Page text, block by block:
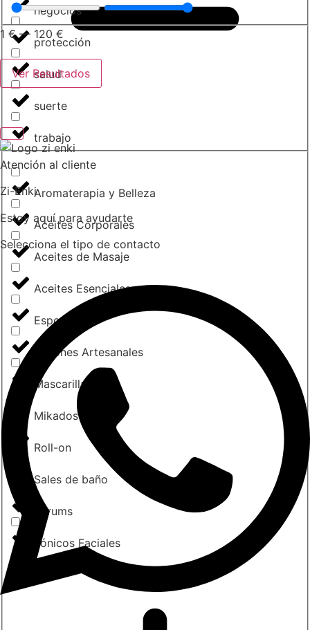
Aromaterapia y Belleza
Aceites Corporales
Aceites de Masaje
Aceites Esenciales
Esponjas
Jabones Artesanales
Mascarillas
Mikados
Roll-on
Sales de baño
Sérums
Tónicos Faciales
negocios
protección
salud
suerte
trabajo
1 €— 120 €
Ver Resultados
Atención al cliente
Zi-Enki
Estoy aquí para ayudarte
Selecciona el tipo de contacto